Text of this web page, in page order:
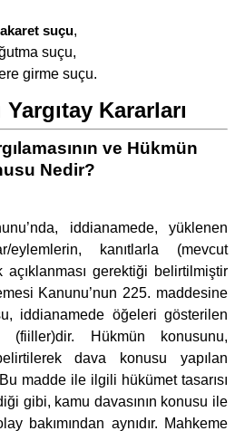
suçu,
suçu,
girme suçu.
Yargıtay Kararları
ve Hükmün
Nedir?
iddianamede, yüklenen
kanıtlarla (mevcut
gerektiği belirtilmiştir
Kanunu’nun 225. maddesine
iddianamede öğeleri gösterilen
Hükmün konusunu,
dava konusu yapılan
madde ile ilgili hükümet tasarısı
gibi, kamu davasının konusu ile
bakımından aynıdır. Mahkeme